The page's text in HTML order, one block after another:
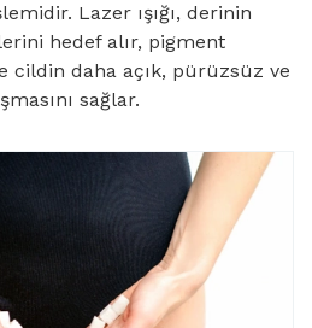
Lazer ışığı, derinin
hedef alır, pigment
cildin daha açık, pürüzsüz ve
sağlar.